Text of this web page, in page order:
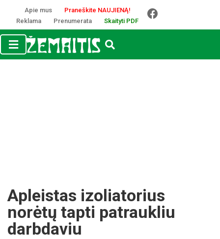
Apie mus
Praneškite NAUJIENĄ!
Reklama
Prenumerata Skaityti PDF
Apleistas izoliatorius
norėtų tapti patraukliu
darbdaviu